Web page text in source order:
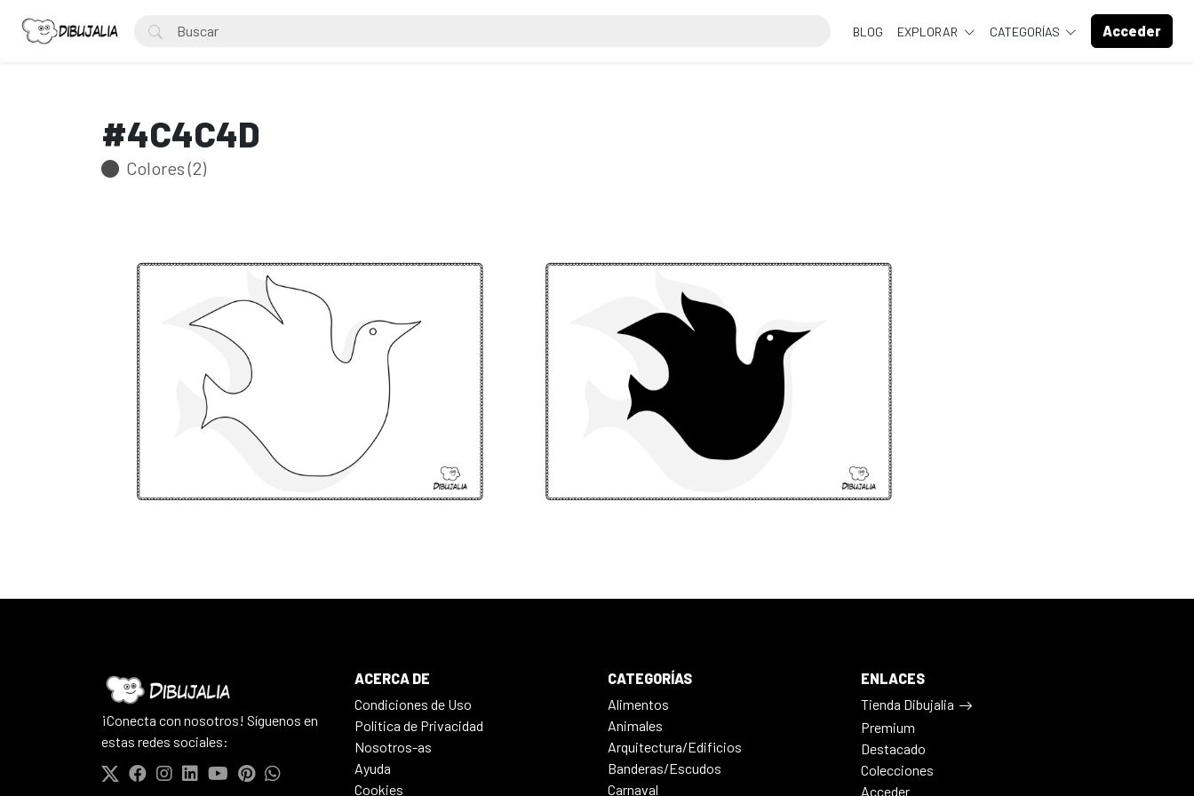
BLOG EXPLORAR CATEGORÍAS Acceder
#4C4C4D
Colores (2)
¡Conecta con nosotros! Síguenos en
estas redes sociales:
ACERCA DE
Condiciones de Uso
Politica de Privacidad
Nosotros-as
Ayuda
Cookies
CATEGORÍAS
Alimentos
Animales
Arquitectura/Edificios
Banderas/Escudos
Carnaval
ENLACES
Tienda Dibujalia
Premium
Destacado
Colecciones
Acceder